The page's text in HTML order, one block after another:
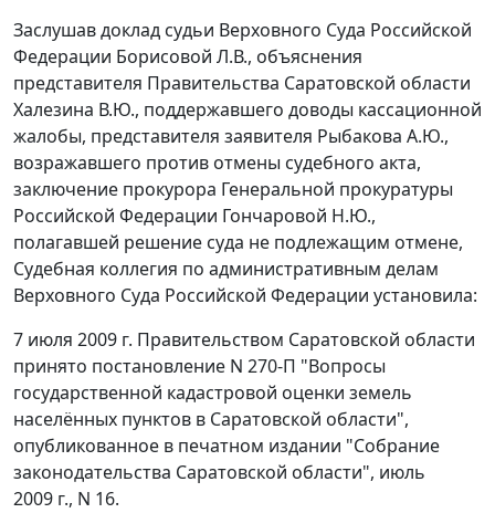
Заслушав доклад судьи Верховного Суда Российской
Федерации Борисовой Л.В., объяснения
представителя Правительства Саратовской области
Халезина В.Ю., поддержавшего доводы кассационной
жалобы, представителя заявителя Рыбакова А.Ю.,
возражавшего против отмены судебного акта,
заключение прокурора Генеральной прокуратуры
Российской Федерации Гончаровой Н.Ю.,
полагавшей решение суда не подлежащим отмене,
Судебная коллегия по административным делам
Верховного Суда Российской Федерации установила:
7 июля 2009 г. Правительством Саратовской области
принято постановление N 270-П "Вопросы
государственной кадастровой оценки земель
населённых пунктов в Саратовской области",
опубликованное в печатном издании "Собрание
законодательства Саратовской области", июль
2009 г., N 16.